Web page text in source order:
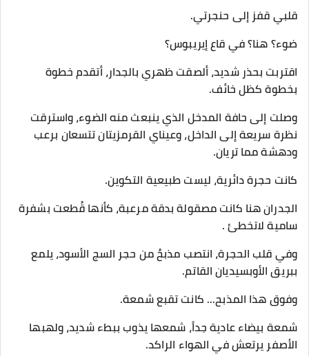
​قلبي قفز إلى حنجرتي.
ضوء؟ هنا؟ في قاع إيريبوس؟
​اقتربت بحذر شديد، ألصقت ظهري بالجدار، أتقدم خطوة
بخطوة كظل خائف.
وصلت إلى حافة المدخل الذي ينبعث منه الضوء، واسترقت
نظرة سريعة إلى الداخل، وعيناي القرمزيتان تتسعان برعب
ودهشة مما تريان.
​كانت حجرة دائرية، ليست طبيعية التكوين.
الجدران هنا كانت مصقولة بدقة مرعبة، كأنها قُطعت بشفرة
سامية لاتخطئ .
وفي قلب الحجرة، انتصب مذبحٌ من حجر السج الأسود، يلمع
ببريق الأوبسيديان القاتم.
​وفوق هذا المذبح... كانت تقبع شمعة.
​شمعة بيضاء عادية جداً، شمعها يذوب ببطء شديد، ولهبها
الأصفر يرتعش في الهواء الراكد.